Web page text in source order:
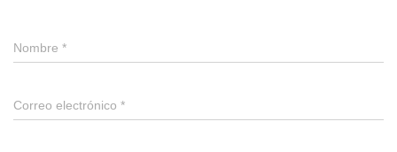
Nombre *
Correo electrónico *